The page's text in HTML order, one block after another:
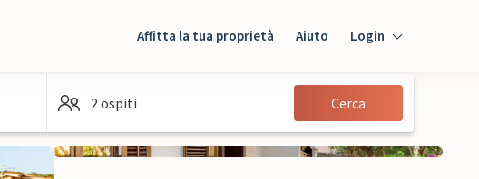
Affitta la tua proprietà Aiuto Login
Ospiti
2 ospiti Cerca